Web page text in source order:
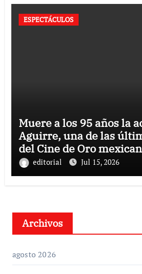
ESPECTÁCULOS
Muere a los 95 años la
Aguirre, una de las
del Cine de Oro
editorial Jul 15, 2026
Archivos
agosto 2026